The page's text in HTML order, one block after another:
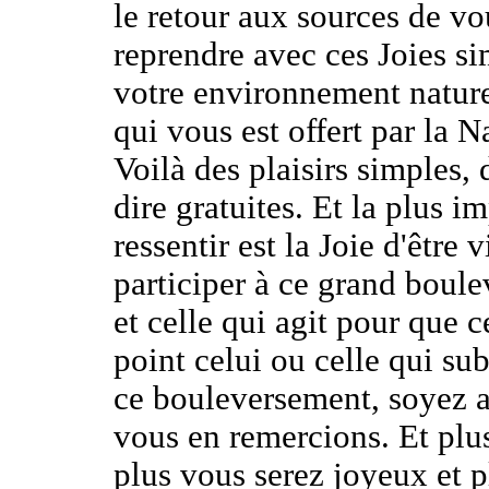
le retour aux sources de
reprendre avec ces Joies
votre environnement
qui vous est offert par la
Voilà des plaisirs simples,
dire gratuites. Et la plus
ressentir est la Joie d'être
participer à ce grand
et celle qui agit pour que
point celui ou celle qui
ce bouleversement, soyez
vous en remercions. Et
plus vous serez joyeux et